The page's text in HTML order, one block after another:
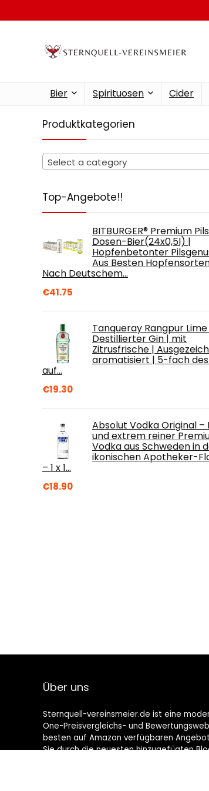
Bier Spirituosen Cider
Produktkategorien
Select a category
Top-Angebote!!
BITBURGER® Premium
Dosen-Bier(24x0,5l) |
Hopfenbetonter
Aus Besten
Nach Deutschem…
€41.75
Tanqueray Rangpur Lime
Destillierter Gin | mit
Zitrusfrische |
aromatisiert | 5-fach
auf…
€19.30
Absolut Vodka Original –
und extrem reiner
Vodka aus Schweden in
ikonischen Apotheker-
– 1 x 1…
€18.90
Über uns
Sternquell-vereinsmeier.de ist eine
One-Preisvergleichs- und
besten auf Amazon verfügbaren
Sie durch die neuesten hinzugefügten